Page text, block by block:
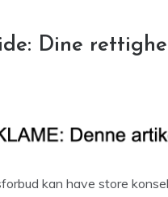
Dine
kan have store